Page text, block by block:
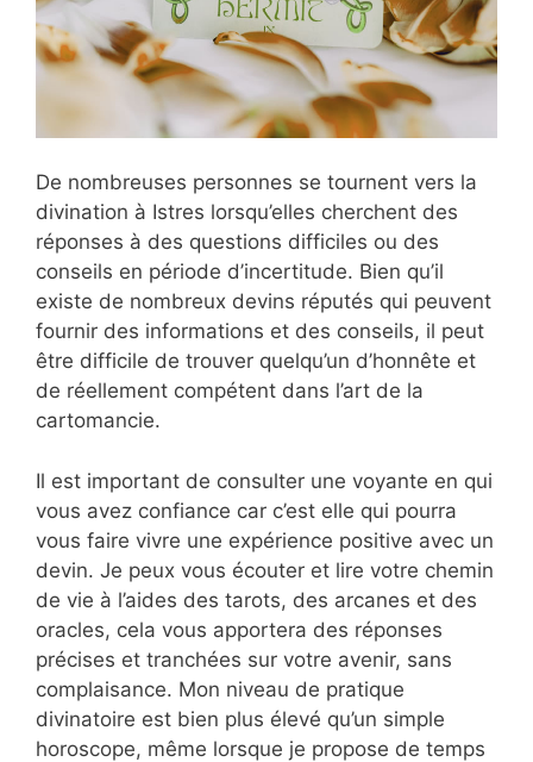
De nombreuses personnes se tournent vers la
divination à Istres lorsqu’elles cherchent des
réponses à des questions difficiles ou des
conseils en période d’incertitude. Bien qu’il
existe de nombreux devins réputés qui peuvent
fournir des informations et des conseils, il peut
être difficile de trouver quelqu’un d’honnête et
de réellement compétent dans l’art de la
cartomancie.
Il est important de consulter une voyante en qui
vous avez confiance car c’est elle qui pourra
vous faire vivre une expérience positive avec un
devin. Je peux vous écouter et lire votre chemin
de vie à l’aides des tarots, des arcanes et des
oracles, cela vous apportera des réponses
précises et tranchées sur votre avenir, sans
complaisance. Mon niveau de pratique
divinatoire est bien plus élevé qu’un simple
horoscope, même lorsque je propose de temps